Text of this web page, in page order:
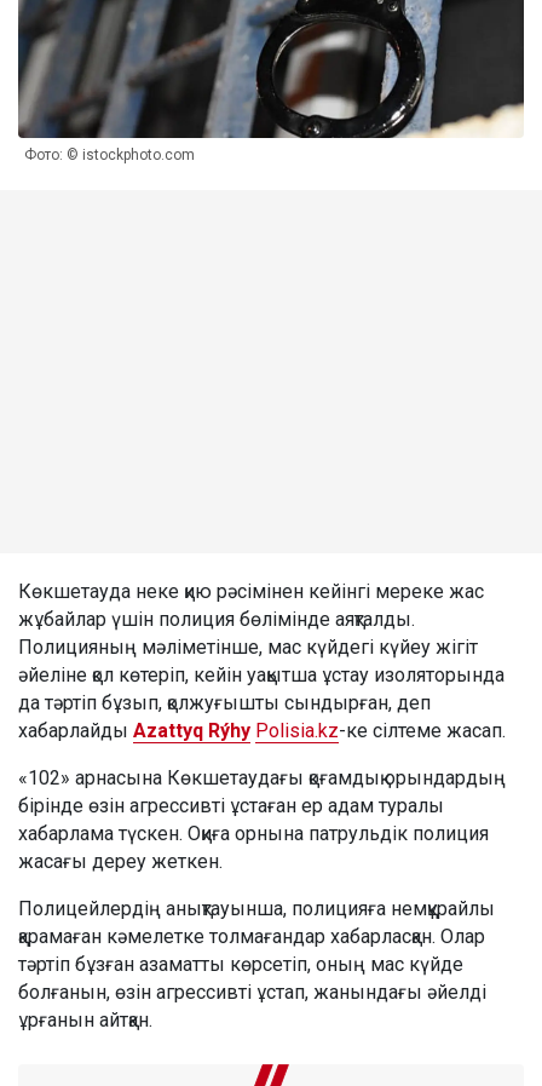
Фото: © istockphoto.com
Көкшетауда неке қию рәсімінен кейінгі мереке жас
жұбайлар үшін полиция бөлімінде аяқталды.
Полицияның мәліметінше, мас күйдегі күйеу жігіт
әйеліне қол көтеріп, кейін уақытша ұстау изоляторында
да тәртіп бұзып, қолжуғышты сындырған, деп
хабарлайды Azattyq Rýhy Polisia.kz-ке сілтеме жасап.
«102» арнасына Көкшетаудағы қоғамдық орындардың
бірінде өзін агрессивті ұстаған ер адам туралы
хабарлама түскен. Оқиға орнына патрульдік полиция
жасағы дереу жеткен.
Полицейлердің анықтауынша, полицияға немқұрайлы
қарамаған кәмелетке толмағандар хабарласқан. Олар
тәртіп бұзған азаматты көрсетіп, оның мас күйде
болғанын, өзін агрессивті ұстап, жанындағы әйелді
ұрғанын айтқан.